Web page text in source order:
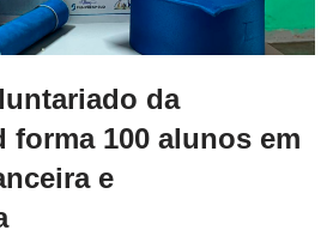
da
forma 100 alunos em
e